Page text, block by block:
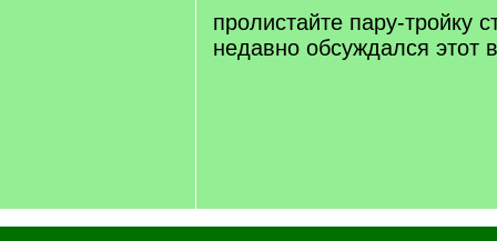
пролистайте пару-тройку
недавно обсуждался этот